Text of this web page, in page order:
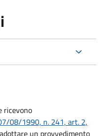
ricevono
08/1990, n. 241, art. 2,
un provvedimento